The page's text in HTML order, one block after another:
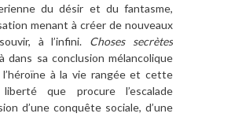
du désir et du fantasme,
menant à créer de nouveaux
à l’infini. Choses secrètes
dans sa conclusion mélancolique
à la vie rangée et cette
que procure l’escalade
d’une conquête sociale, d’une